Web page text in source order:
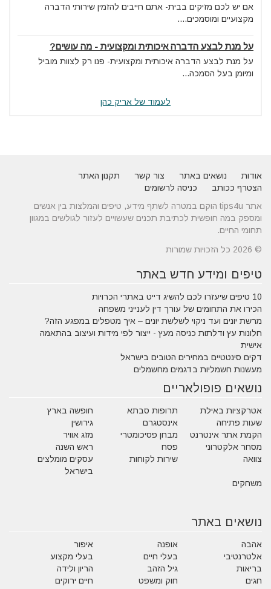
אם יש לכם מזיקים בבית- אתם חייבים להזמין שירותי הדברה
מקצועיים ומוסמכים....
על מנת לבצע הדברה איכותית ומקצועית - מה עושים?
על מנת לבצע הדברה איכותית ומקצועית- פנו רק לצוות מוביל
ומיומן בעל הסמכה...
לעמוד של אריק כהן
אודות נושאים באתר צור קשר
תקנון האתר
הצטרף ככותב
כניסה לרשומים
אתר tips4u הוקם במטרה לשתף מידע, טיפים והמלצות בין אנשים
ומספק במה חופשית לכתיבת תכנים שעשויים לעזור לגולשים במגוון
תחומי החיים.
© 2026 כל הזכויות שמורות
טיפים ומידע חדש באתר
10 טיפים שיעזרו לכם להשיג דייט באתרי הכרויות
הכירו את התחומים של עורך דין לענייני משפחה
מרשת יונים ועד ניקוי לשלשת יונים – איך מטפלים במפגע הזה?
חלונות עץ ודלתות כניסה מעץ - ייצור לפי מידות ועיצוב בהתאמה
אישית
דקים סינטטיים במחירים הטובים בישראל
מעשנות חשמליות בדגמים מחשמלים
נושאים פופולאריים
אטרקציות באילת תרופות סבתא
חופשה בארץ
שעות פתיחה
אינסטגרם
גירושין
הקמת אתר אינטרנט
מבחן פסיכומטרי
מזג אוויר
מסחר אלקטרוני
פסח
ראש השנה
צוואה
שירות לקוחות
עסקים מומלצים
בישראל
משחקים
נושאים באתר
אהבה אופנה
איפור
אלטרנטיבי
בעלי חיים
בעלי מקצוע
בריאות
גיל הזהב
הריון ולידה
חגים
חוק ומשפט
חיים ירוקים